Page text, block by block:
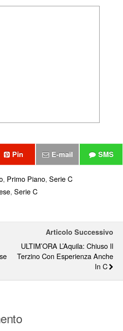
Pin E-mail SMS
, Primo Piano, Serie C
, Serie C
Articolo Successivo
ULTIM’ORA L’Aquila: Chiuso Il
Terzino Con Esperienza Anche
In C